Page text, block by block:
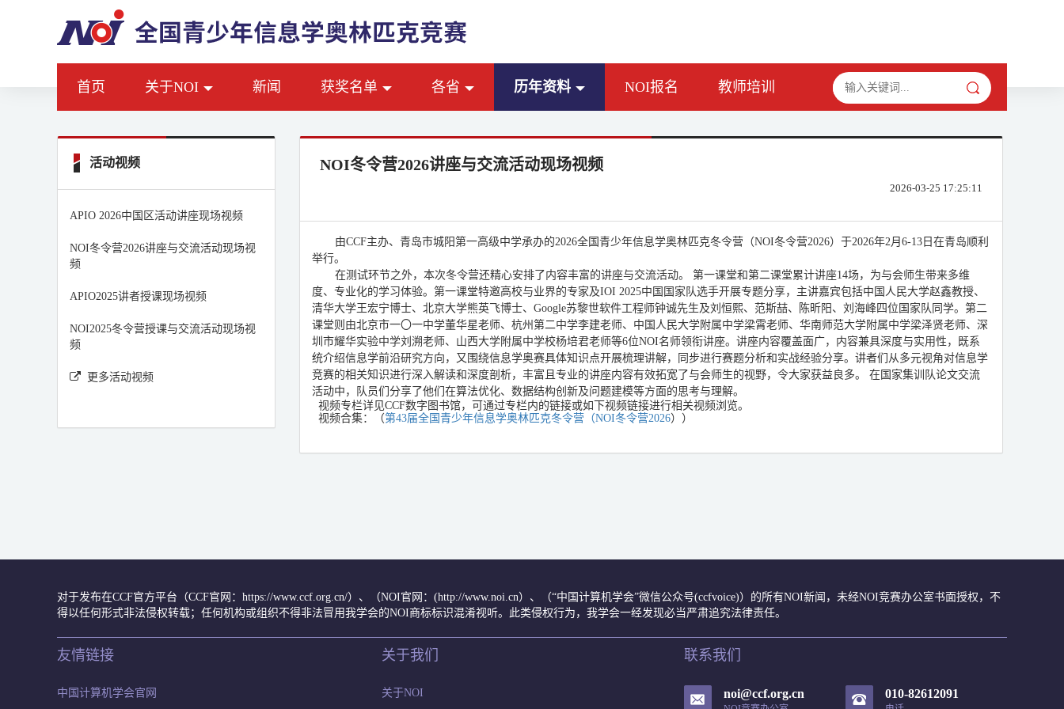
首页 关于NOI 新闻 获奖名单 各省 历年资料 NOI报名 教师培训
活动视频
APIO 2026中国区活动讲座现场视频
NOI冬令营2026讲座与交流活动现场视
频
APIO2025讲者授课现场视频
NOI2025冬令营授课与交流活动现场视
频
更多活动视频
NOI冬令营2026讲座与交流活动现场视频
2026-03-25 17:25:11
由CCF主办、青岛市城阳第一高级中学承办的2026全国青少年信息学奥林匹克冬令营（NOI冬令营2026）于2026年2月6-13日在青岛顺利
举行。
在测试环节之外，本次冬令营还精心安排了内容丰富的讲座与交流活动。 第一课堂和第二课堂累计讲座14场，为与会师生带来多维
度、专业化的学习体验。第一课堂特邀高校与业界的专家及IOI 2025中国国家队选手开展专题分享，主讲嘉宾包括中国人民大学赵鑫教授、
清华大学王宏宁博士、北京大学熊英飞博士、Google苏黎世软件工程师钟诚先生及刘恒熙、范斯喆、陈昕阳、刘海峰四位国家队同学。第二
课堂则由北京市一〇一中学董华星老师、杭州第二中学李建老师、中国人民大学附属中学梁霄老师、华南师范大学附属中学梁泽贤老师、深
圳市耀华实验中学刘溯老师、山西大学附属中学校杨培君老师等6位NOI名师领衔讲座。讲座内容覆盖面广，内容兼具深度与实用性，既系
统介绍信息学前沿研究方向，又围绕信息学奥赛具体知识点开展梳理讲解，同步进行赛题分析和实战经验分享。讲者们从多元视角对信息学
竞赛的相关知识进行深入解读和深度剖析，丰富且专业的讲座内容有效拓宽了与会师生的视野，令大家获益良多。 在国家集训队论文交流
活动中，队员们分享了他们在算法优化、数据结构创新及问题建模等方面的思考与理解。
视频专栏详见CCF数字图书馆，可通过专栏内的链接或如下视频链接进行相关视频浏览。
视频合集：（第43届全国青少年信息学奥林匹克冬令营（NOI冬令营2026） ）
对于发布在CCF官方平台（CCF官网：https://www.ccf.org.cn/）、（NOI官网：(http://www.noi.cn）、（“中国计算机学会”微信公众号(ccfvoice)）的所有NOI新闻，未经NOI竞赛办公室书面授权，不
得以任何形式非法侵权转载；任何机构或组织不得非法冒用我学会的NOI商标标识混淆视听。此类侵权行为，我学会一经发现必当严肃追究法律责任。
友情链接
中国计算机学会官网
关于我们
关于NOI
联系我们
noi@ccf.org.cn 010-82612091